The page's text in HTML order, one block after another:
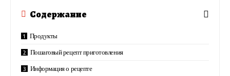
Содержание
Продукты
Пошаговый рецепт приготовления
Информация о рецепте